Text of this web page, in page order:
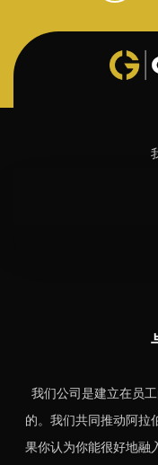
我们公司是建立在员
的。我们共同推动阿拉
果你认为你能很好地融